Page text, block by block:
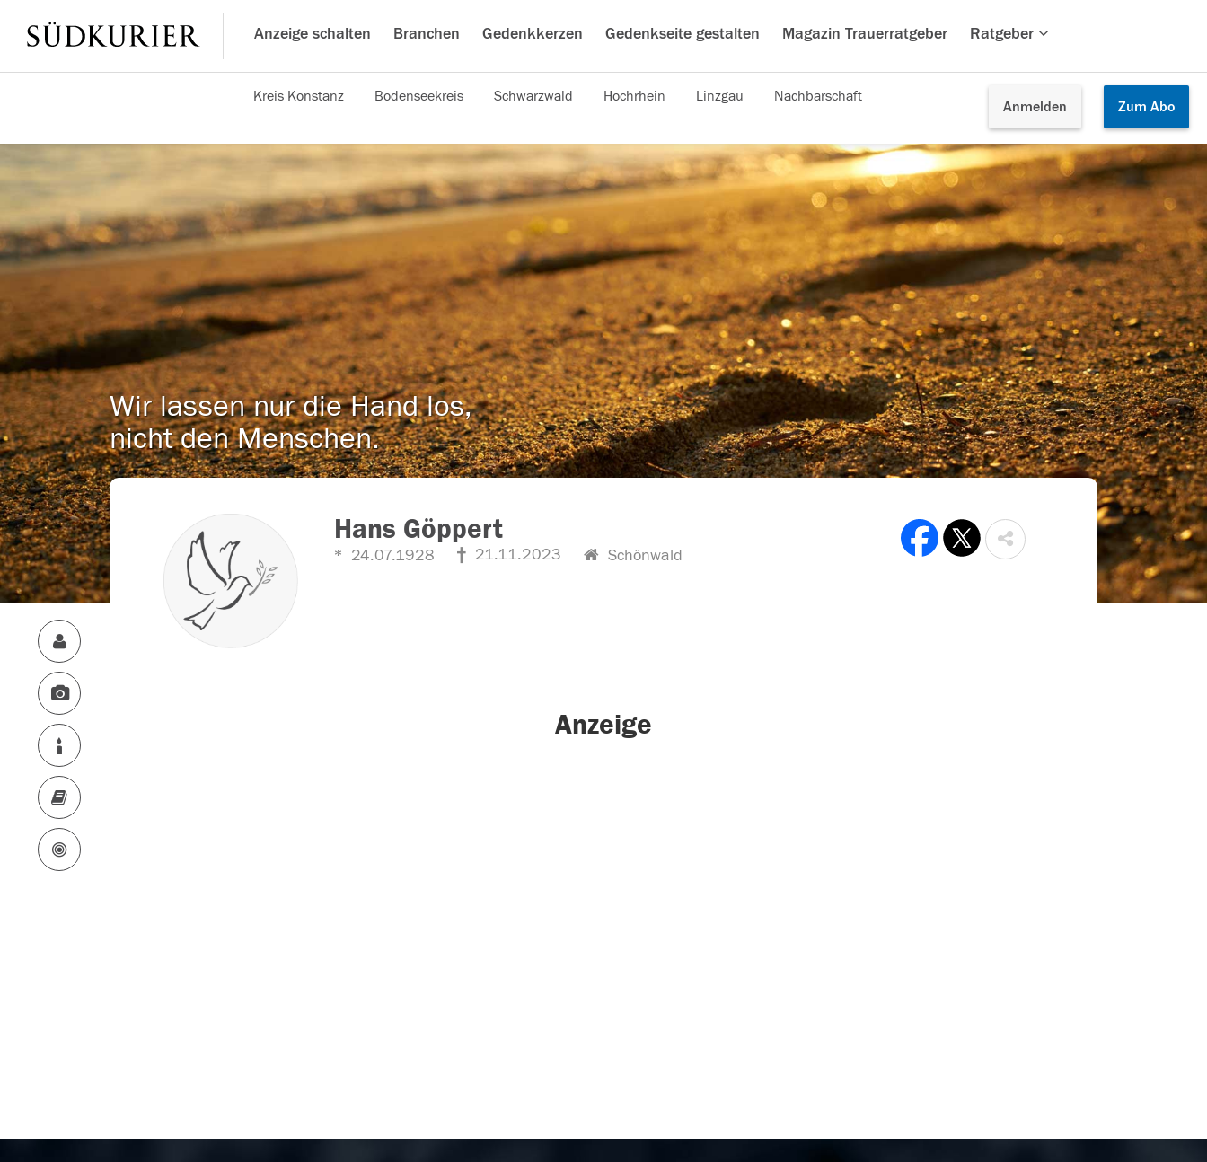
Anzeige schalten Branchen Gedenkkerzen Gedenkseite gestalten Magazin Trauerratgeber Ratgeber
Anmelden Zum Abo
Kreis Konstanz Bodenseekreis Schwarzwald Hochrhein Linzgau Nachbarschaft
Wir lassen nur die Hand los,
nicht den Menschen.
Hans Göppert
24.07.1928 21.11.2023 Schönwald
Anzeige